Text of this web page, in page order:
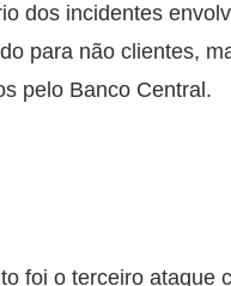
dos incidentes
para não clientes,
pelo Banco Central.
foi o terceiro ataque